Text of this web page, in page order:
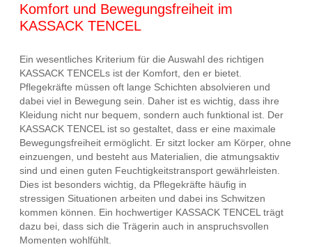
Komfort und Bewegungsfreiheit im
KASSACK TENCEL
Ein wesentliches Kriterium für die Auswahl des richtigen
KASSACK TENCELs ist der Komfort, den er bietet.
Pflegekräfte müssen oft lange Schichten absolvieren und
dabei viel in Bewegung sein. Daher ist es wichtig, dass ihre
Kleidung nicht nur bequem, sondern auch funktional ist. Der
KASSACK TENCEL ist so gestaltet, dass er eine maximale
Bewegungsfreiheit ermöglicht. Er sitzt locker am Körper, ohne
einzuengen, und besteht aus Materialien, die atmungsaktiv
sind und einen guten Feuchtigkeitstransport gewährleisten.
Dies ist besonders wichtig, da Pflegekräfte häufig in
stressigen Situationen arbeiten und dabei ins Schwitzen
kommen können. Ein hochwertiger KASSACK TENCEL trägt
dazu bei, dass sich die Trägerin auch in anspruchsvollen
Momenten wohlfühlt.